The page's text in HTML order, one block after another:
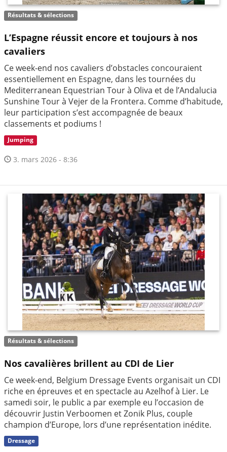
Résultats & sélections
L’Espagne réussit encore et toujours à nos
cavaliers
Ce week-end nos cavaliers d’obstacles concouraient
essentiellement en Espagne, dans les tournées du
Mediterranean Equestrian Tour à Oliva et de l’Andalucia
Sunshine Tour à Vejer de la Frontera. Comme d’habitude,
leur participation s’est accompagnée de beaux
classements et podiums !
Jumping
3. mars 2026 - 8:36
Résultats & sélections
Nos cavalières brillent au CDI de Lier
Ce week-end, Belgium Dressage Events organisait un CDI
riche en épreuves et en spectacle au Azelhof à Lier. Le
samedi soir, le public a par exemple eu l’occasion de
découvrir Justin Verboomen et Zonik Plus, couple
champion d’Europe, lors d’une représentation inédite.
Dressage